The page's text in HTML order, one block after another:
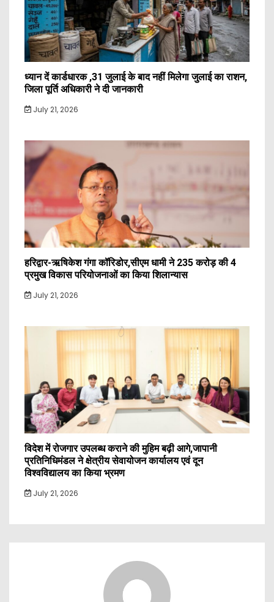
ध्यान दें कार्डधारक ,31 जुलाई के बाद नहीं मिलेगा जुलाई का राशन,
जिला पूर्ति अधिकारी ने दी जानकारी
July 21, 2026
हरिद्वार-ऋषिकेश गंगा कॉरिडोर,सीएम धामी ने 235 करोड़ की 4
प्रमुख विकास परियोजनाओं का किया शिलान्यास
July 21, 2026
विदेश में रोजगार उपलब्ध कराने की मुहिम बढ़ी आगे,जापानी
प्रतिनिधिमंडल ने क्षेत्रीय सेवायोजन कार्यालय एवं दून
विश्वविद्यालय का किया भ्रमण
July 21, 2026